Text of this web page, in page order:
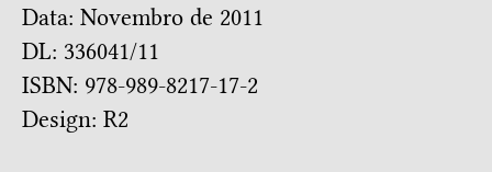
Data: Novembro de 2011
DL: 336041/11
ISBN: 978-989-8217-17-2
Design: R2